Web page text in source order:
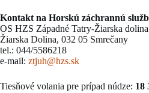
Kontakt na Horskú záchrannú
OS HZS Západné Tatry-Žiarska dolina
Žiarska Dolina, 032 05 Smrečany
tel.: 044/5586218
e-mail: ztjuh@hzs.sk
Tiesňové volania pre prípad núdze: 18